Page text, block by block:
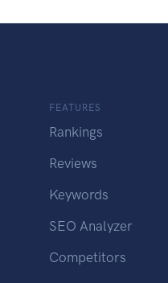
FEATURES
Rankings
Reviews
Keywords
SEO Analyzer
Competitors